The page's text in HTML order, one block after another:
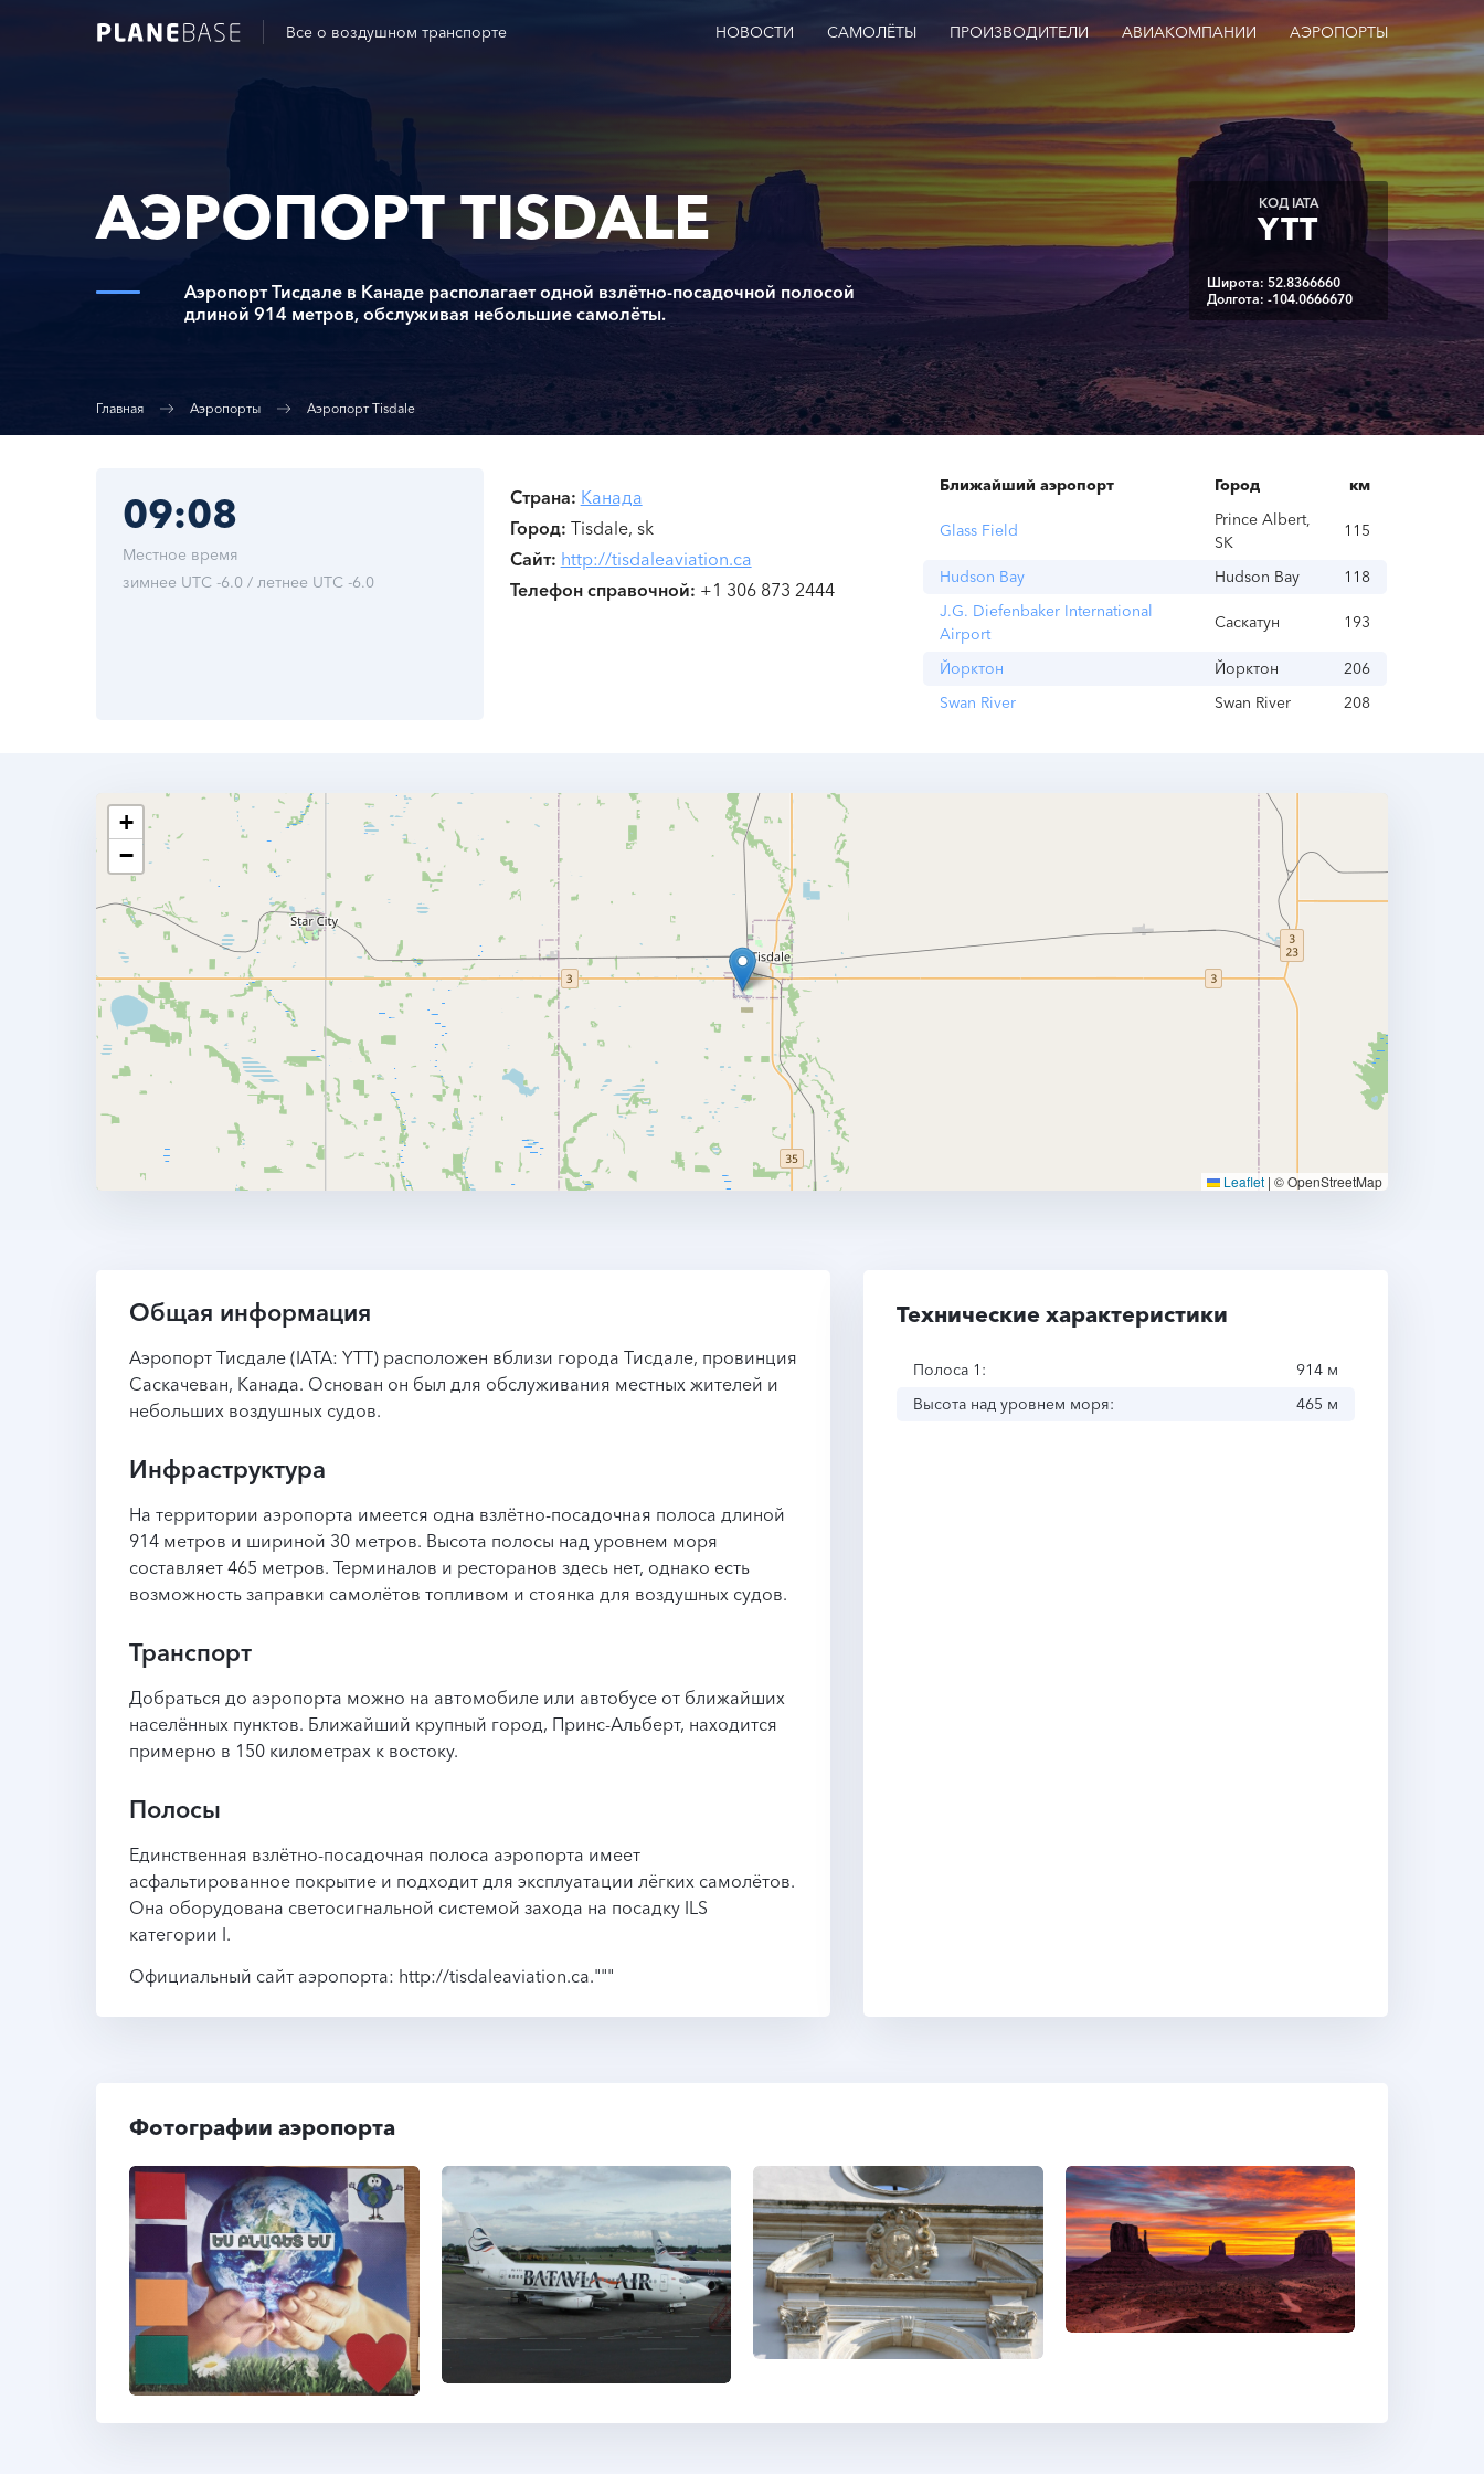
Все о воздушном транспорте НОВОСТИ САМОЛЁТЫ ПРОИЗВОДИТЕЛИ АВИАКОМПАНИИ АЭРОПОРТЫ
АЭРОПОРТ TISDALE
Аэропорт Тисдале в Канаде располагает одной взлётно-посадочной полосой
длиной 914 метров, обслуживая небольшие самолёты.
КОД IATA
YTT
Широта: 52.8366660
Долгота: -104.0666670
Главная Аэропорты Аэропорт Tisdale
09:08
Местное время
зимнее UTC -6.0 / летнее UTC -6.0
Страна Канада
Город Tisdale, sk
Сайт http://tisdaleaviation.ca
Телефон справочной +1 306 873 2444
Ближайший аэропорт Город км
Glass Field
Prince Albert,
SK
115
Hudson Bay Hudson Bay
118
J.G. Diefenbaker International
Airport
Саскатун 193
Йорктон Йорктон
206
Swan River
Swan River 208
+
−
Leaflet | © OpenStreetMap
Общая информация
Аэропорт Тисдале (IATA: YTT) расположен вблизи города Тисдале, провинция
Саскачеван, Канада. Основан он был для обслуживания местных жителей и
небольших воздушных судов.
Инфраструктура
На территории аэропорта имеется одна взлётно-посадочная полоса длиной
914 метров и шириной 30 метров. Высота полосы над уровнем моря
составляет 465 метров. Терминалов и ресторанов здесь нет, однако есть
возможность заправки самолётов топливом и стоянка для воздушных судов.
Транспорт
Добраться до аэропорта можно на автомобиле или автобусе от ближайших
населённых пунктов. Ближайший крупный город, Принс-Альберт, находится
примерно в 150 километрах к востоку.
Полосы
Единственная взлётно-посадочная полоса аэропорта имеет
асфальтированное покрытие и подходит для эксплуатации лёгких самолётов.
Она оборудована светосигнальной системой захода на посадку ILS
категории I.
Официальный сайт аэропорта: http://tisdaleaviation.ca."""
Технические характеристики
Полоса 1:
914 м
Высота над уровнем моря:
465 м
Фотографии аэропорта